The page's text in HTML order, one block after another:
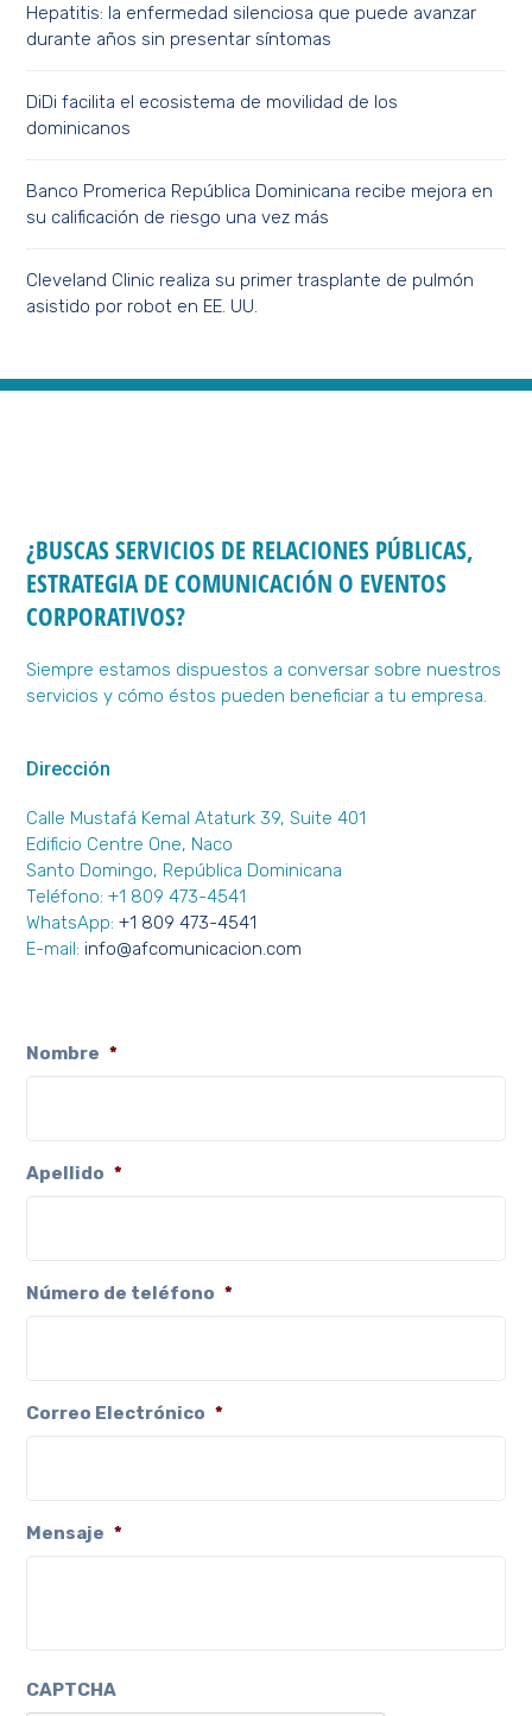
Hepatitis: la enfermedad silenciosa que puede avanzar
durante años sin presentar síntomas
DiDi facilita el ecosistema de movilidad de los
dominicanos
Banco Promerica República Dominicana recibe mejora en
su calificación de riesgo una vez más
Cleveland Clinic realiza su primer trasplante de pulmón
asistido por robot en EE. UU.
¿BUSCAS SERVICIOS DE RELACIONES PÚBLICAS,
ESTRATEGIA DE COMUNICACIÓN O EVENTOS
CORPORATIVOS?
Siempre estamos dispuestos a conversar sobre nuestros
servicios y cómo éstos pueden beneficiar a tu empresa.
Dirección
Calle Mustafá Kemal Ataturk 39, Suite 401
Edificio Centre One, Naco
Santo Domingo, República Dominicana
Teléfono: +1 809 473-4541
WhatsApp:+1 809 473-4541
E-mail: info@afcomunicacion.com
Nombre *
Apellido *
Número de teléfono *
Correo Electrónico *
Mensaje *
CAPTCHA